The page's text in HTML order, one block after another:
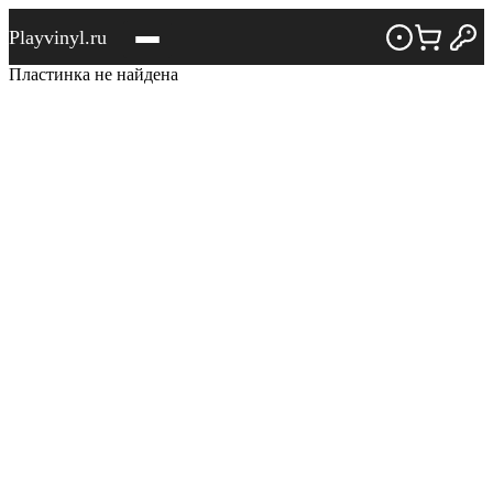
Playvinyl.ru
Пластинка не найдена